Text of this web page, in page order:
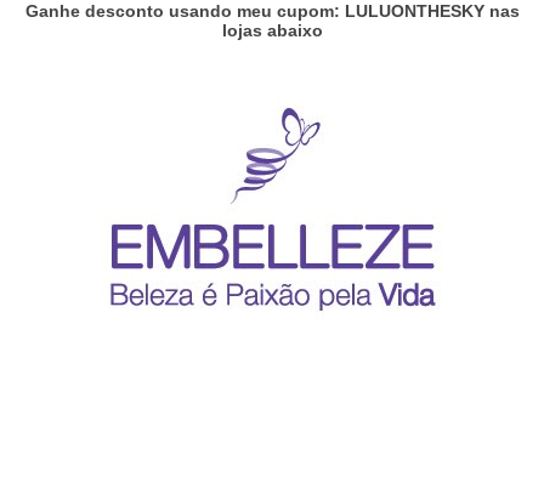
Ganhe desconto usando meu cupom: LULUONTHESKY nas
lojas abaixo